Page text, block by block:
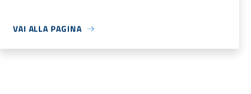
VAI ALLA PAGINA